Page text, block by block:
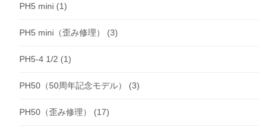
PH5 mini (1)
PH5 mini（歪み修理） (3)
PH5-4 1/2 (1)
PH50（50周年記念モデル） (3)
PH50（歪み修理） (17)